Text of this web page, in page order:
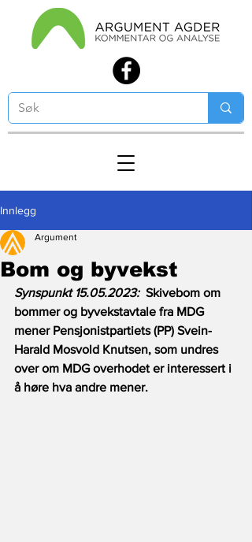
Innlegg
Bom og byvekst
Argument
Synspunkt 15.05.2023: Skivebom om
bommer og byvekstavtale fra MDG
mener Pensjonistpartiets (PP) Svein-
Harald Mosvold Knutsen, som undres
over om MDG overhodet er interessert i
å høre hva andre mener.